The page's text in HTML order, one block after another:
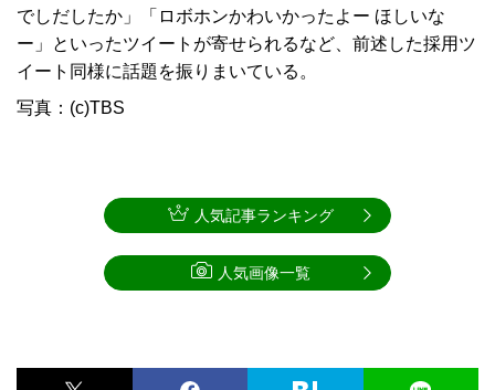
でしだしたか」「ロボホンかわいかったよー ほしいな
ー」といったツイートが寄せられるなど、前述した採用ツ
イート同様に話題を振りまいている。
写真：(c)TBS
人気記事ランキング
人気画像一覧